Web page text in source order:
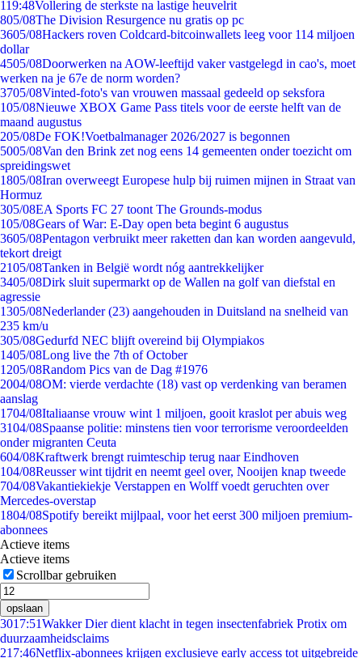
119:48Vollering de sterkste na lastige heuvelrit
805/08The Division Resurgence nu gratis op pc
3605/08Hackers roven Coldcard-bitcoinwallets leeg voor 114 miljoen
dollar
4505/08Doorwerken na AOW-leeftijd vaker vastgelegd in cao's, moet
werken na je 67e de norm worden?
3705/08Vinted-foto's van vrouwen massaal gedeeld op seksfora
105/08Nieuwe XBOX Game Pass titels voor de eerste helft van de
maand augustus
205/08De FOK!Voetbalmanager 2026/2027 is begonnen
5005/08Van den Brink zet nog eens 14 gemeenten onder toezicht om
spreidingswet
1805/08Iran overweegt Europese hulp bij ruimen mijnen in Straat van
Hormuz
305/08EA Sports FC 27 toont The Grounds-modus
105/08Gears of War: E-Day open beta begint 6 augustus
3605/08Pentagon verbruikt meer raketten dan kan worden aangevuld,
tekort dreigt
2105/08Tanken in België wordt nóg aantrekkelijker
3405/08Dirk sluit supermarkt op de Wallen na golf van diefstal en
agressie
1305/08Nederlander (23) aangehouden in Duitsland na snelheid van
235 km/u
305/08Gedurfd NEC blijft overeind bij Olympiakos
1405/08Long live the 7th of October
1205/08Random Pics van de Dag #1976
2004/08OM: vierde verdachte (18) vast op verdenking van beramen
aanslag
1704/08Italiaanse vrouw wint 1 miljoen, gooit kraslot per abuis weg
3104/08Spaanse politie: minstens tien voor terrorisme veroordeelden
onder migranten Ceuta
604/08Kraftwerk brengt ruimteschip terug naar Eindhoven
104/08Reusser wint tijdrit en neemt geel over, Nooijen knap tweede
704/08Vakantiekiekje Verstappen en Wolff voedt geruchten over
Mercedes-overstap
1804/08Spotify bereikt mijlpaal, voor het eerst 300 miljoen premium-
abonnees
Actieve items
Actieve items
Scrollbar gebruiken
opslaan
3017:51Wakker Dier dient klacht in tegen insectenfabriek Protix om
duurzaamheidsclaims
217:46Netflix-abonnees krijgen exclusieve early access tot uitgebreide